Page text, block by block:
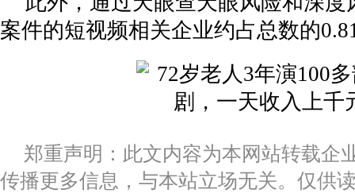
殡葬专业本科比其他专业高二三十分，“社会贡
感”和“
全国导游资格考试报考人数同比大幅增长，旅
交通运输部：农村市场成为邮政快递业新增长极
纪凌尘高铁假装看书上热搜，读屏时代还需要
21世纪金牌分析师评选榜单解读｜22家机构拿
案件的短视频相关企业约占总数的
郑重声明：此文内容为本网站转载企
传播更多信息，与本站立场无关。仅供